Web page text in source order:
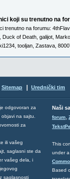
koji su trenutno na
trenutno na forumu:
Duck of Death galijot
tooljan Zastava
Sitemap Urednički tim
odgovoran za
na sajtu.
za
ili vašeg
saglasni ste da
vašeg dela, i
saglasnosti
Naši
forum,
This
under a
Based